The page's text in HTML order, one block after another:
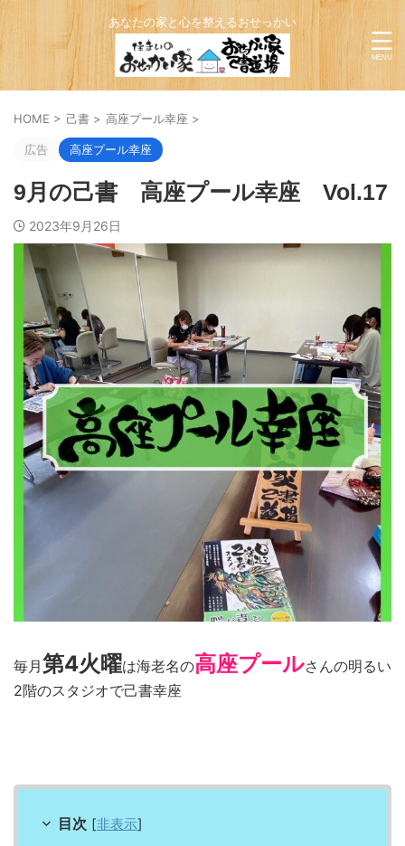
あなたの家と心を整えるおせっかい
HOME > 己書 > 高座プール幸座 >
広告 高座プール幸座
9月の己書 高座プール幸座 Vol.17
2023年9月26日
毎月第4火曜は海老名の高座プールさんの明るい
2階のスタジオで己書幸座
目次 [非表示]